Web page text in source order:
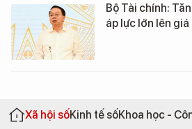
Bộ Tài chính:
áp lực lớn lên giá
Xã hội sốKinh tế sốKhoa học -